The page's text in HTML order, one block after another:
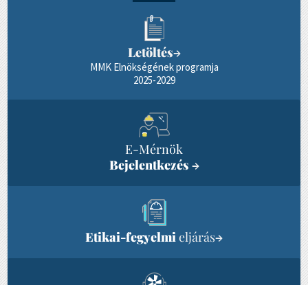
Letöltés→
MMK Elnökségének programja
2025-2029
E-Mérnök
Bejelentkezés →
Etikai-fegyelmi eljárás→